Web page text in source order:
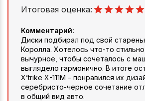
Итоговая оценка:
Комментарий:
Диски подбирал под свой
Королла. Хотелось что-то
вычурное, чтобы сочеталось с
выглядело гармонично. В итоге
X’trike X-111М – понравился их
серебристо-черное сочетание
в общий вид авто.